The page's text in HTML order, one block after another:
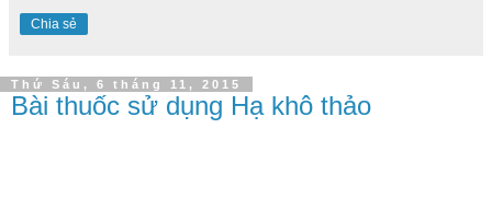
Chia sẻ
Thứ Sáu, 6 tháng 11, 2015
Bài thuốc sử dụng Hạ khô thảo